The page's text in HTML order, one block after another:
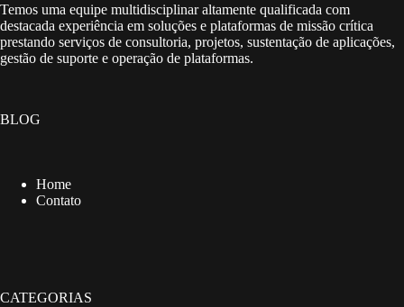
Temos uma equipe multidisciplinar altamente qualificada com
destacada experiência em soluções e plataformas de missão crítica
prestando serviços de consultoria, projetos, sustentação de aplicações,
gestão de suporte e operação de plataformas.
BLOG
Home
Contato
CATEGORIAS